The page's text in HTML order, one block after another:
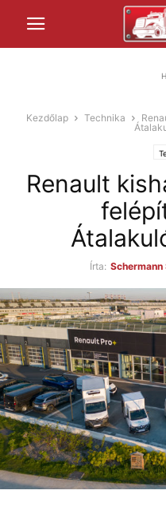
Kezdőlap Technika
Renault
Írta: Schermann